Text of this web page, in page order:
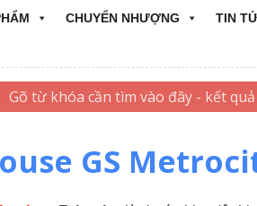
CHUYỂN NHƯỢNG TIN
GS